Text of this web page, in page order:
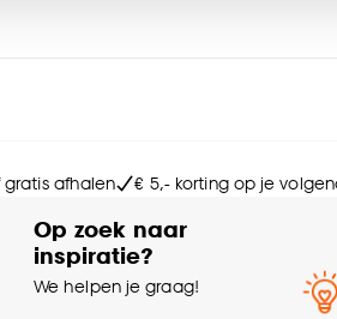
afhalen € 5,- korting op je
Op zoek naar
inspiratie?
We helpen je graag!